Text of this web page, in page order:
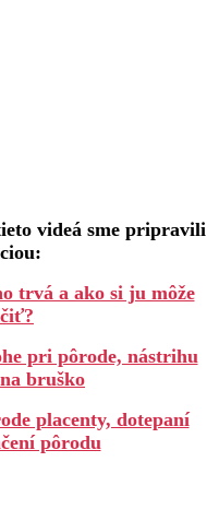
videá sme pripravili
trvá a ako si ju môže
pri pôrode, nástrihu
bruško
placenty, dotepaní
pôrodu